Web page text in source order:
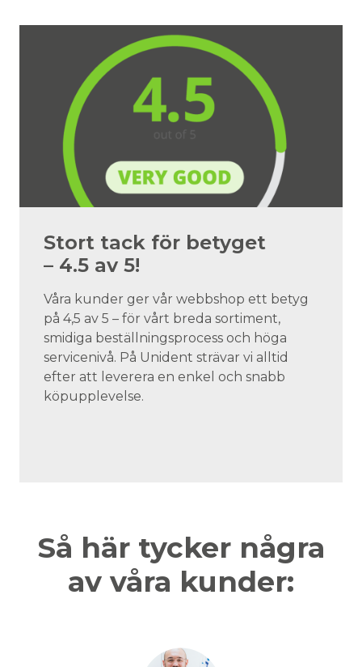
Stort tack för betyget
– 4.5 av 5!
Våra kunder ger vår webbshop ett betyg
på 4,5 av 5 – för vårt breda sortiment,
smidiga beställningsprocess och höga
servicenivå. På Unident strävar vi alltid
efter att leverera en enkel och snabb
köpupplevelse.
Så här tycker några
av våra kunder: